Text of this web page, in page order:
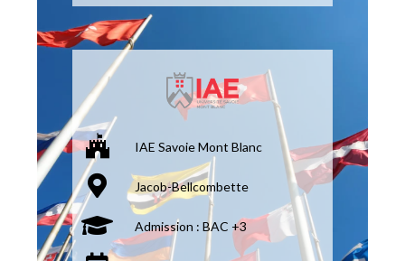
IAE Savoie Mont Blanc
Jacob-Bellcombette
Admission : BAC +3